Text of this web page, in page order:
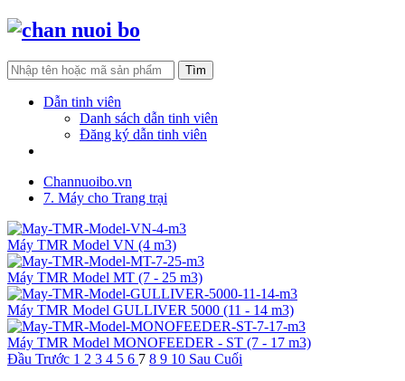
Dẫn tinh viên
Danh sách dẫn tinh viên
Đăng ký dẫn tinh viên
Channuoibo.vn
7. Máy cho Trang trại
Máy TMR Model VN (4 m3)
Máy TMR Model MT (7 - 25 m3)
Máy TMR Model GULLIVER 5000 (11 - 14 m3)
Máy TMR Model MONOFEEDER - ST (7 - 17 m3)
Đầu Trước 1 2 3 4 5 6 7 8 9 10 Sau Cuối